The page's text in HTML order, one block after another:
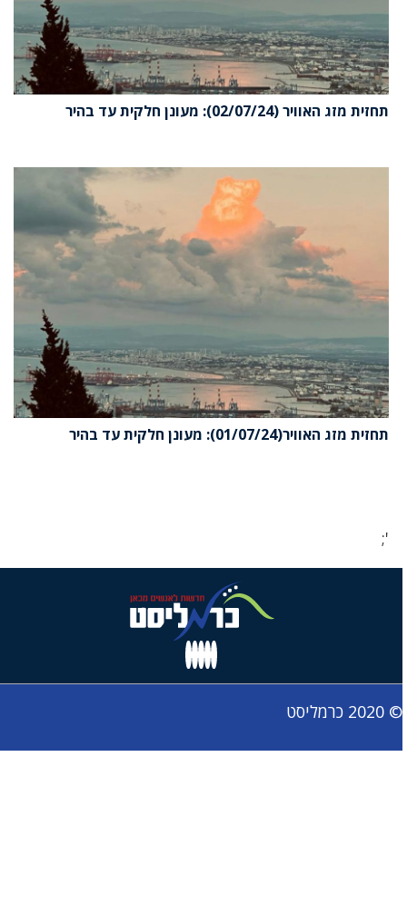
תחזית מזג האוויר (02/07/24): מעונן חלקית עד בהיר
תחזית מזג האוויר(01/07/24): מעונן חלקית עד בהיר
';
© 2020 כרמליסט